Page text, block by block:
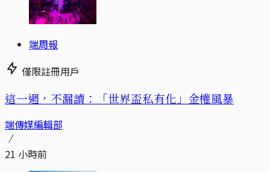
端周報
僅限註冊用戶
這一週，不漏讀：「世界盃私有化」金權風暴
端傳媒編輯部
21 小時前